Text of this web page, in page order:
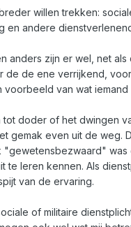
willen trekken:
en andere
anders zijn er wel, net
de de ene verrijkend,
van wat iemand
doder of het dwingen
gemak even uit de weg.
"gewetensbezwaard"
te leren kennen. Als
van de ervaring.
of militaire